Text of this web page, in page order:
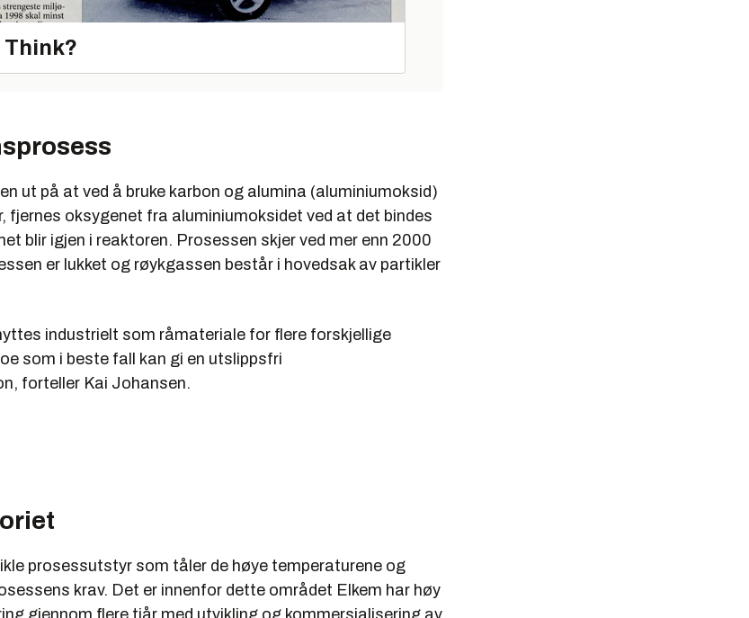
Think?
ut på at ved å bruke karbon og alumina (aluminiumoksid)
fjernes oksygenet fra aluminiumoksidet ved at det bindes
blir igjen i reaktoren. Prosessen skjer ved mer enn 2000
er lukket og røykgassen består i hovedsak av partikler
industrielt som råmateriale for flere forskjellige
som i beste fall kan gi en utslippsfri
forteller Kai Johansen.
prosessutstyr som tåler de høye temperaturene og
krav. Det er innenfor dette området Elkem har høy